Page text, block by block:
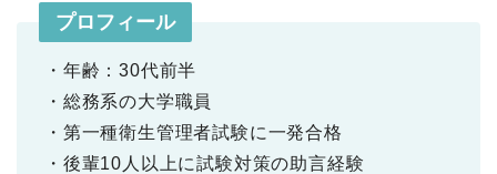
プロフィール
・年齢：30代前半
・総務系の大学職員
・第一種衛生管理者試験に一発合格
・後輩10人以上に試験対策の助言経験